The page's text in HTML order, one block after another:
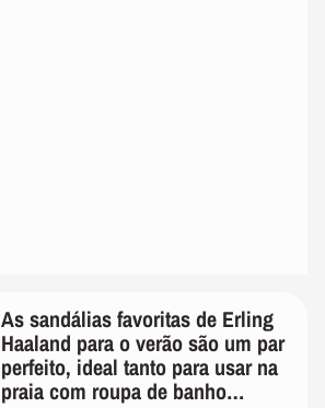
As sandálias favoritas de Erling
Haaland para o verão são um par
perfeito, ideal tanto para usar na
praia com roupa de banho